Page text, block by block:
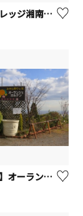
キリンビバレッジ湘南工場（午後の紅茶ツアー）【寒川町】
【小田原市】オーランジェ・ガルデン（みかん狩り）